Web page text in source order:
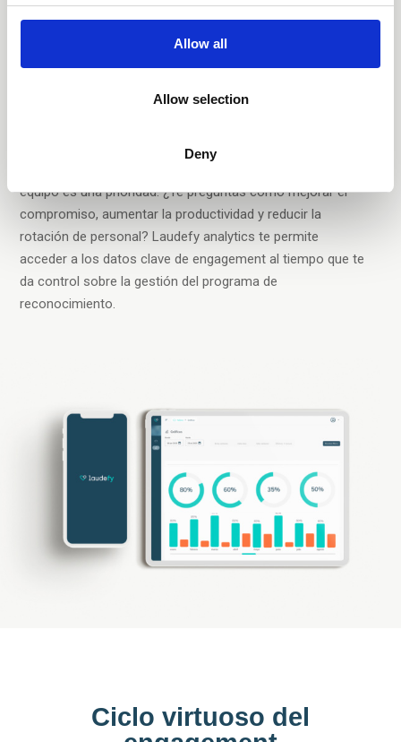
Allow all
Allow selection
Deny
Accede a nuevos insights
sobre el engagement para
fomentar el desarrollo del
equipo es una prioridad. ¿Te preguntas cómo mejorar el
compromiso, aumentar la productividad y reducir la
rotación de personal? Laudefy analytics te permite
acceder a los datos clave de engagement al tiempo que te
da control sobre la gestión del programa de
reconocimiento.
Ciclo virtuoso del